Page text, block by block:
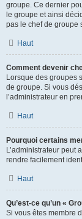
groupe. Ce dernier
le groupe et ainsi
pas le chef de groupe
Haut
Comment devenir
Lorsque des groupes
de groupe. Si vous
l’administrateur en
Haut
Pourquoi certains
L’administrateur peut
rendre facilement
Haut
Qu’est-ce qu’un «
Si vous êtes membre